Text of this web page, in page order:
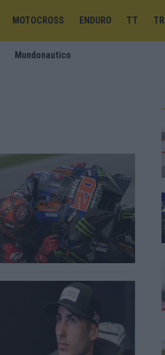
MOTOCROSS ENDURO TT
Mundonautico